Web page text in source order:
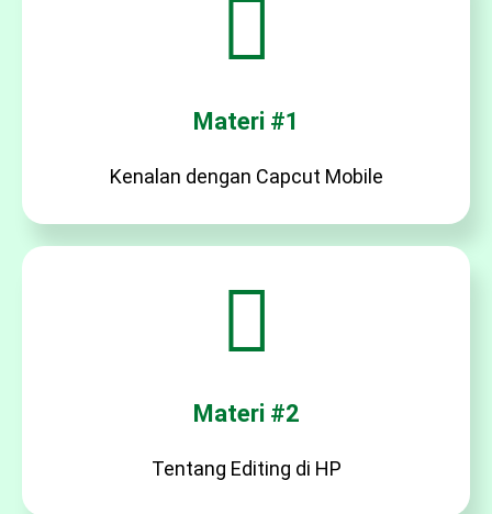
Materi #1
Kenalan dengan Capcut Mobile
Materi #2
Tentang Editing di HP